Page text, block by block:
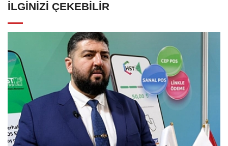
İLGINIZI ÇEKEBILIR